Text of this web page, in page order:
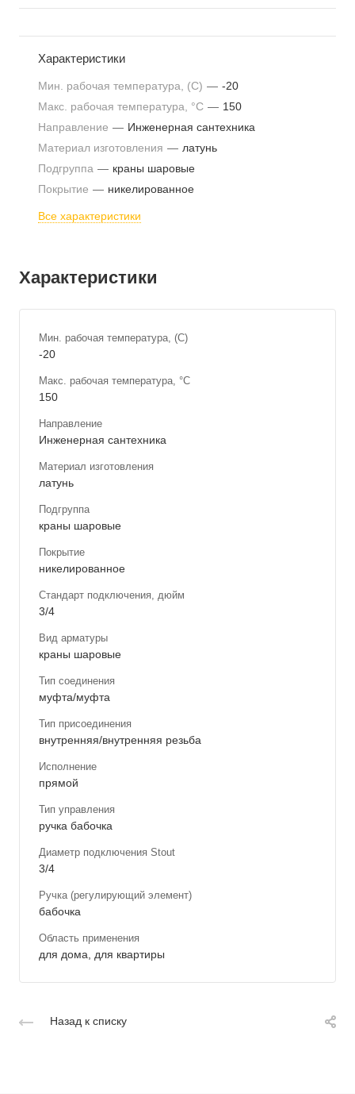
Характеристики
Мин. рабочая температура, (С) — -20
Макс. рабочая температура, °С — 150
Направление — Инженерная сантехника
Материал изготовления — латунь
Подгруппа — краны шаровые
Покрытие — никелированное
Все характеристики
Характеристики
Мин. рабочая температура, (С)
-20
Макс. рабочая температура, °С
150
Направление
Инженерная сантехника
Материал изготовления
латунь
Подгруппа
краны шаровые
Покрытие
никелированное
Стандарт подключения, дюйм
3/4
Вид арматуры
краны шаровые
Тип соединения
муфта/муфта
Тип присоединения
внутренняя/внутренняя резьба
Исполнение
прямой
Тип управления
ручка бабочка
Диаметр подключения Stout
3/4
Ручка (регулирующий элемент)
бабочка
Область применения
для дома, для квартиры
Назад к списку